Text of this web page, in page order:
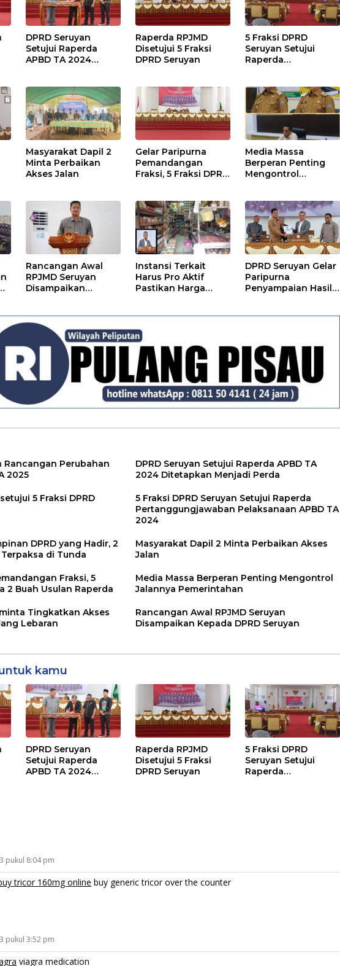
DPRD Seruyan
Setujui Raperda
APBD TA 2024
Raperda RPJMD
Disetujui 5 Fraksi
DPRD Seruyan
5 Fraksi DPRD
Seruyan Setujui
Raperda
TA 2024
Masyarakat Dapil 2
Minta Perbaikan
Akses Jalan
Gelar Paripurna
Pemandangan
Fraksi, 5 Fraksi DPRD
Media Massa
Berperan Penting
Mengontrol
Rancangan Awal
RPJMD Seruyan
Disampaikan
Instansi Terkait
Harus Pro Aktif
Pastikan Harga
DPRD Seruyan Gelar
Paripurna
Penyampaian Hasil
Rancangan Perubahan
2025
DPRD Seruyan Setujui Raperda APBD TA
2024 Ditetapkan Menjadi Perda
5 Fraksi DPRD
5 Fraksi DPRD Seruyan Setujui Raperda
Pertanggungjawaban Pelaksanaan APBD TA
2024
DPRD yang Hadir, 2
di Tunda
Masyarakat Dapil 2 Minta Perbaikan Akses
Jalan
Fraksi, 5
2 Buah Usulan Raperda
Media Massa Berperan Penting Mengontrol
Jalannya Pemerintahan
Tingkatkan Akses
Lebaran
Rancangan Awal RPJMD Seruyan
Disampaikan Kepada DPRD Seruyan
kamu
DPRD Seruyan
Setujui Raperda
APBD TA 2024
Raperda RPJMD
Disetujui 5 Fraksi
DPRD Seruyan
5 Fraksi DPRD
Seruyan Setujui
Raperda
pukul 8:04 pm
tricor 160mg online buy generic tricor over the counter
pukul 3:52 pm
viagra medication